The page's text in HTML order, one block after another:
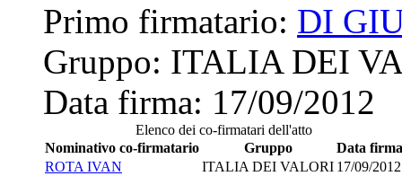
Primo firmatario: DI
Gruppo: ITALIA DEI
Data firma: 17/09/2012
Elenco dei co-firmatari dell'atto
Nominativo co-firmatario
Gruppo
Data firma
ROTA IVAN
ITALIA DEI VALORI 17/09/2012